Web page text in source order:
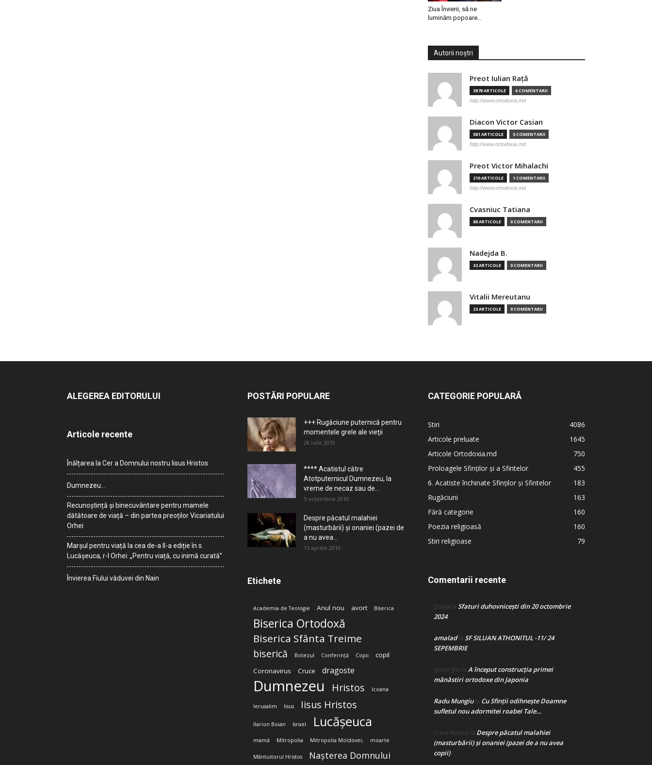
Ziua Învierii, să ne
luminăm popoare…
Autorii noștri
Preot Iulian Raţă
3878 ARTICOLE 6 COMENTARII
http://www.ortodoxia.md
Diacon Victor Casian
581 ARTICOLE 5 COMENTARII
http://www.ortodoxia.md
Preot Victor Mihalachi
210 ARTICOLE 1 COMENTARII
http://www.ortodoxia.md
Cvasniuc Tatiana
88 ARTICOLE 0 COMENTARII
Nadejda B.
32 ARTICOLE 0 COMENTARII
Vitalii Mereutanu
23 ARTICOLE 0 COMENTARII
ALEGEREA EDITORULUI
Articole recente
Înălțarea la Cer a Domnului nostru Iisus Hristos
Dumnezeu…
Recunoștință și binecuvântare pentru mamele
dătătoare de viață – din partea preoților Vicariatului
Orhei
Marșul pentru viață la cea de-a II-a ediție în s.
Lucășeuca, r-l Orhei: „Pentru viață, cu inimă curată”
Învierea Fiului văduvei din Nain
POSTĂRI POPULARE
+++ Rugăciune puternică pentru
momentele grele ale vieţii
28 iulie 2010
**** Acatistul către
Atotputernicul Dumnezeu, la
vreme de necaz sau de...
5 octombrie 2010
Despre păcatul malahiei
(masturbării) şi onaniei (pazei de
a nu avea...
15 aprilie 2010
Etichete
Academia de Teologie Anul nou avort Biserica
Biserica Ortodoxă
Biserica Sfânta Treime
biserică Botezul Conferință Copii
copil
Coronavirus
Cruce dragoste
Dumnezeu Hristos Icoana
Ierusalim Iisus Iisus Hristos
Ilarion Boian Israel Lucășeuca
mamă Mitropolia Mitropolia Moldovei; moarte
Mântuitorul Hristos Nașterea Domnului
CATEGORIE POPULARĂ
Stiri
4086
Articole preluate
1645
Articole Ortodoxia.md
750
Proloagele Sfinților și a Sfintelor
455
6. Acatiste închinate Sfinților și Sfintelor
183
Rugăciuni
163
Fără categorie
160
Poezia religioasă
160
Stiri religioase
79
Comentarii recente
Doina la Sfaturi duhovnicești din 20 octombrie
2024
amaladla SF SILUAN ATHONITUL -11/ 24
SEPEMBRIE
gheorghe la A început construcţia primei
mănăstiri ortodoxe din Japonia
Radu Mungiula Cu Sfinții odihnește Doamne
sufletul nou adormitei roabei Tale…
Crina Marina la Despre păcatul malahiei
(masturbării) şi onaniei (pazei de a nu avea
copii)